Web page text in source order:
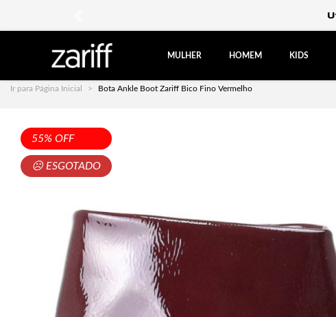
MULHER HOMEM KIDS
Ir para Página Inicial Bota Ankle Boot Zariff Bico Fino Vermelho
55% OFF
☹ ESGOTADO